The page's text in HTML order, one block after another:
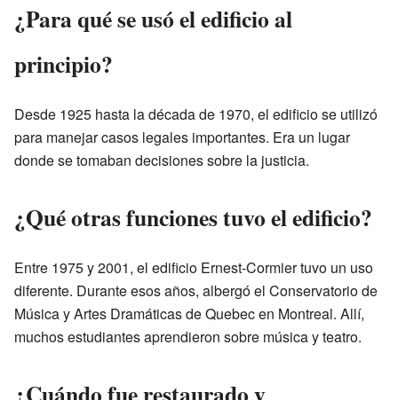
¿Para qué se usó el edificio al
principio?
Desde 1925 hasta la década de 1970, el edificio se utilizó
para manejar casos legales importantes. Era un lugar
donde se tomaban decisiones sobre la justicia.
¿Qué otras funciones tuvo el edificio?
Entre 1975 y 2001, el edificio Ernest-Cormier tuvo un uso
diferente. Durante esos años, albergó el Conservatorio de
Música y Artes Dramáticas de Quebec en Montreal. Allí,
muchos estudiantes aprendieron sobre música y teatro.